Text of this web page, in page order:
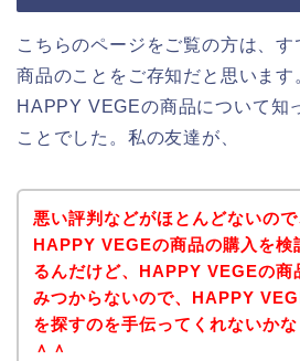
こちらのページをご覧の方は、
商品のことをご存知だと思います
HAPPY VEGEの商品について知
ことでした。私の友達が、
悪い評判などがほとんどないので
HAPPY VEGEの商品の購入を検
るんだけど、HAPPY VEGEの商
みつからないので、HAPPY
を探すのを手伝ってくれないか
＾＾